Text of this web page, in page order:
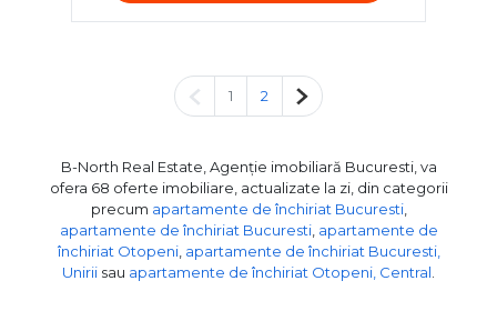
Pagina anterioară
1 2 Pagina următoare
B-North Real Estate, Agenție imobiliară Bucuresti, va
ofera 68 oferte imobiliare, actualizate la zi, din categorii
precum apartamente de închiriat Bucuresti,
apartamente de închiriat Bucuresti, apartamente de
închiriat Otopeni, apartamente de închiriat Bucuresti,
Unirii sau apartamente de închiriat Otopeni, Central